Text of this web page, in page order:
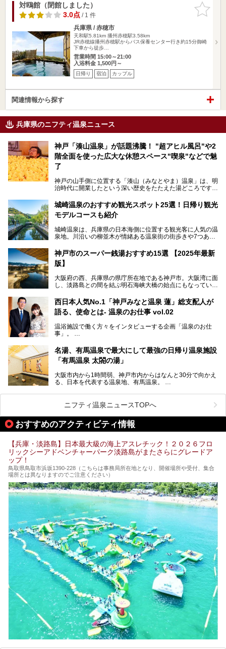
お気に入
りに追加
対鴎館（閉館しました）
3.0点/ 1 件
兵庫県 / 赤穂市
天和駅5.81km 播州赤穂駅3.58km
JR赤穂線播州赤穂駅からバス保養センター行き約15分御崎
下車から徒歩…
営業時間 15:00～21:00
入浴料金 1,500円～
日帰り 宿泊 カップル
関連情報から探す
兵庫県のニフティ温泉ニュース
神戸「湊山温泉」が話題沸騰！ "超アヒル風呂"や2
階全面を使った広大な休憩スペース"喫泉"などで魅
了
神戸の山手側に位置する「湊山（みなとやま）温泉」は、明
治時代に開業したという深い歴史をたたえた湯どころです。
っぱいに浮かぶアヒルちゃん。さらに、ゆったりくつろげて
コワーキングも可能な休憩スペースも人気に。斬新な企画や
設備で人々をアッと驚かせる湊山温泉の魅力をリポートしま
城崎温泉のおすすめ観光スポット25選！日帰り観光
モデルコースも紹介
城崎温泉は、兵庫県の日本海側に位置する観光客に人気の温
泉地。川沿いの柳並木が情緒ある温泉街の街歩きや7つある
られています。鉄道の駅から温泉街が近く、歩いて回るのに
ちょうどよい規模で、日帰りでの訪問にもおすすめです。
の観光スポットをピックアップ。温泉やご当地グルメなどを
盛り込んだ日帰り観光モデルコースも紹介しているので、ぜ
神戸市のスーパー銭湯おすすめ15選 【2025年最新
版】
大阪府の西、兵庫県の県庁所在地である神戸市。大阪湾に面
し、淡路島との間を結ぶ明石海峡大橋の始点にもなっていま
華街をはじめ、きらびやかに発展したハーバーランドなど、
人気観光スポットもめじろ押しです。
そして、温泉好きの視点から見ると、神戸市といえば何とい
湯です。そのお湯をリーズナブルに体験できる健康ランドや
スーパー銭湯があったら……。今回はそんな希望に沿う施設
きます！
西日本人気No.1「神戸みなと温泉 蓮」総支配人が
語る、使命とは- 温泉のお仕事 vol.02
温浴施設で働く方々をインタビューする企画「温泉のお仕
事」。
ング西日本1位、2年連続「ベストオブ宿泊賞」に輝いた
「神戸みなと温泉 蓮」の魅力に迫りました！
名湯、有馬温泉で最大にして最強の日帰り温泉施設
「有馬温泉 太閤の湯」
大阪市内から1時間弱、神戸市内からはなんと30分で向かえ
る、日本を代表する温泉地、有馬温泉。
有名な「金泉」と「銀泉」に加え、人工のの炭酸泉まで楽し
める、ある意味「最強」ともいえる施設です。
今回は自慢のお湯をメインにその魅力の数々を紹介します！
ニフティ温泉ニュースTOPへ
おすすめのアクティビティ情報
【兵庫・淡路島】日本最大級の海上アスレチック！２０２６フロ
リックシーアドベンチャーパーク淡路島がまたさらにグレードア
ップ！
鳥取県鳥取市浜坂1390‐228（こちらは事務局所在地となり、開催場所や受付、集合
場所とは異なりますのでご注意ください）